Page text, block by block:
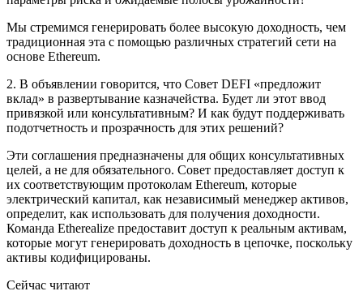
Мы стремимся генерировать более высокую доходность, чем
традиционная эта с помощью различных стратегий сети на
основе Ethereum.
2. В объявлении говорится, что Совет DEFI «предложит
вклад» в развертывание казначейства. Будет ли этот ввод
привязкой или консультативным? И как будут поддерживать
подотчетность и прозрачность для этих решений?
Эти соглашения предназначены для общих консультативных
целей, а не для обязательного. Совет предоставляет доступ к
их соответствующим протоколам Ethereum, которые
электрический капитал, как независимый менеджер активов,
определит, как использовать для получения доходности.
Команда Etherealize предоставит доступ к реальным активам,
которые могут генерировать доходность в цепочке, поскольку
активы кодифицированы.
Сейчас читают